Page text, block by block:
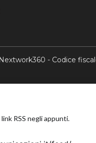
Nextwork360 - Codice
RSS negli appunti.